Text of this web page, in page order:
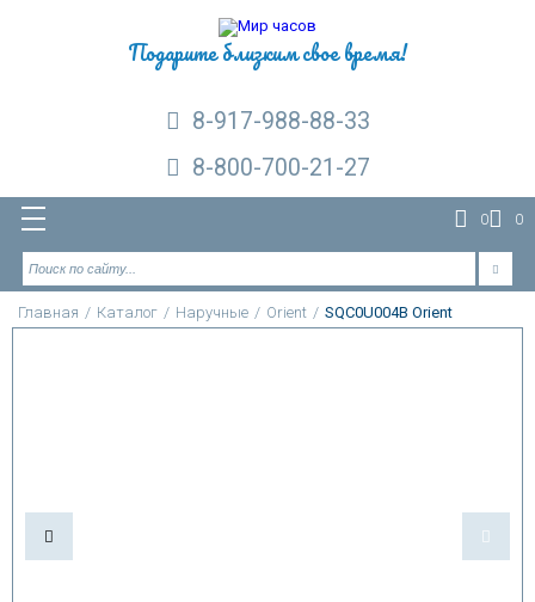
Подарите близким свое время!
8-917-988-88-33
8-800-700-21-27
0 0
Главная / Каталог / Наручные / Orient / SQC0U004B Orient